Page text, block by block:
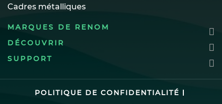
Cadres métalliques
MARQUES DE RENOM
DÉCOUVRIR
SUPPORT
POLITIQUE DE CONFIDENTIALITÉ